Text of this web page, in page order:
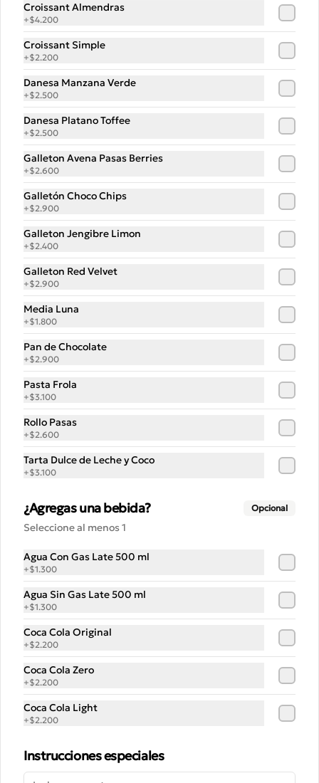
-32%
Este libro te invita a ser parte de la
revolución que significa hacer pan de
32% Libro La Popular Pizza
Después del éxito de su primer libro
–“La Popular Pan”–, Tadeo Castelvero
vuelve para enseñarnos el oficio de
preparar tus propias masas en casa, y
$15.000$22.000
Totebag de algodón, exclusiva de la
POP, perfecta para llevar pan y todo lo
que necesitas. Con un diseño impreso
espaciosa y ideal para el uso diario.
Conócenos
Despacho
Noticias
Términos y condiciones
Política de privacidad
Redes sociales
Instagram
Mi cuenta
Croissant Almendras
+$4.200
Croissant Simple
+$2.200
Danesa Manzana Verde
+$2.500
Danesa Platano Toffee
+$2.500
Galleton Avena Pasas Berries
+$2.600
Galletón Choco Chips
+$2.900
Galleton Jengibre Limon
+$2.400
Galleton Red Velvet
+$2.900
Media Luna
+$1.800
Pan de Chocolate
+$2.900
Pasta Frola
+$3.100
Rollo Pasas
+$2.600
Tarta Dulce de Leche y Coco
+$3.100
¿Agregas una bebida? Opcional
Seleccione al menos 1
Agua Con Gas Late 500 ml
+$1.300
Agua Sin Gas Late 500 ml
+$1.300
Coca Cola Original
+$2.200
Coca Cola Zero
+$2.200
Coca Cola Light
+$2.200
Instrucciones especiales